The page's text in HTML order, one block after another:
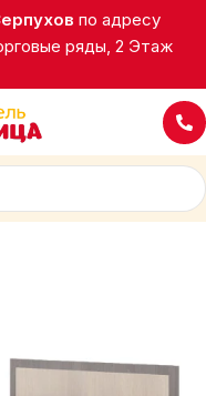
по адресу
ряды, 2 Этаж